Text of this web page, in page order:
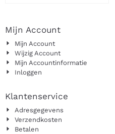
Mijn Account
Mijn Account
Wijzig Account
Mijn Accountinformatie
Inloggen
Klantenservice
Adresgegevens
Verzendkosten
Betalen